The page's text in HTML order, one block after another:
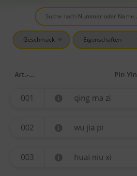
Art.-Nr. Pin Yin
001 qing ma zi
002 wu jia pi
003 huai niu xi